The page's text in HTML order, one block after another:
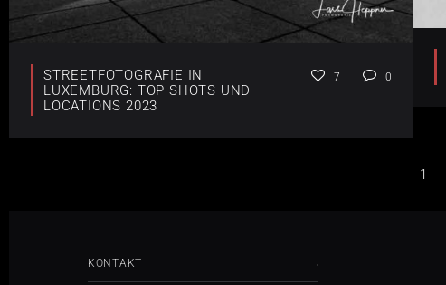
STREETFOTOGRAFIE IN
LUXEMBURG: TOP SHOTS UND
LOCATIONS 2023
7 0
1
KONTAKT